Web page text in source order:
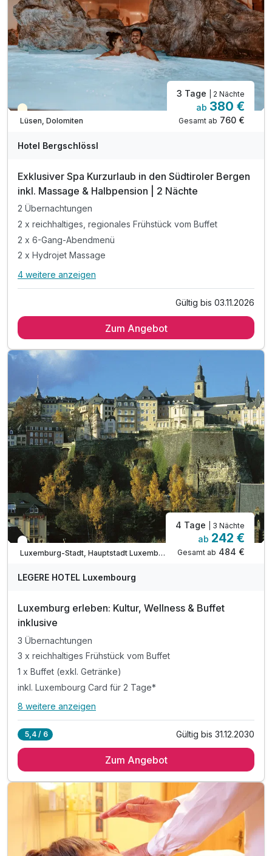
Teilweise ausgelastet
Lüsen, Dolomiten
3 Tage | 2 Nächte
ab 380 €
Gesamt ab 760 €
Hotel Bergschlössl
Exklusiver Spa Kurzurlaub in den Südtiroler Bergen
inkl. Massage & Halbpension | 2 Nächte
2 Übernachtungen
2 x reichhaltiges, regionales Frühstück vom Buffet
2 x 6-Gang-Abendmenü
2 x Hydrojet Massage
Alle Inklusivleistungen
2 x reichhaltiges, regionales Frühstück vom Buffet
2 x Hydrojet Massage
1 x Essenzbad für 2 Personen
inkl. Nutzung der Wellnesswelt*
inkl. Bademantel für Ihren Aufenthalt
inkl. Parkplatz- und W-LAN-Nutzung
4 weitere anzeigen
Gültig bis 03.11.2026
Zum Angebot
In 1 Woche wieder frei
Luxemburg-Stadt, Hauptstadt Luxemburg
4 Tage | 3 Nächte
ab 242 €
Gesamt ab 484 €
LEGERE HOTEL Luxembourg
Luxemburg erleben: Kultur, Wellness & Buffet
inklusive
3 Übernachtungen
3 x reichhaltiges Frühstück vom Buffet
1 x Buffet (exkl. Getränke)
inkl. Luxembourg Card für 2 Tage*
Alle Inklusivleistungen
3 x reichhaltiges Frühstück vom Buffet
inkl. Luxembourg Card für 2 Tage*
* inkl. Nutzung aller öffentlichen Verkehrsmittel
* gratis Eintritt in über 90 Sehenswürdigkeit z.B.
* Besuch der Kasematten
8 weitere anzeigen
5,4 / 6 Gültig bis 31.12.2030
Zum Angebot